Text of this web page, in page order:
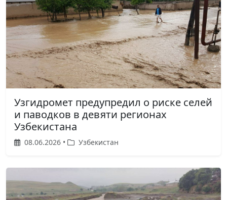
Узгидромет предупредил о риске селей
и паводков в девяти регионах
Узбекистана
08.06.2026 • Узбекистан